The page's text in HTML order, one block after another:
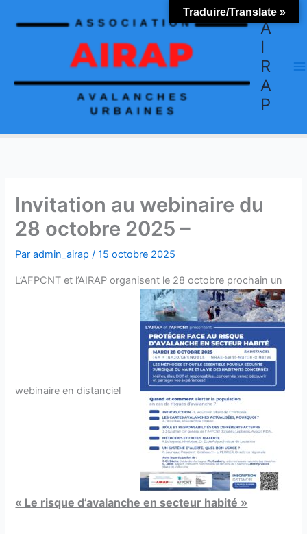
A
I
R
A
P
Invitation au webinaire du
28 octobre 2025 –
Paradmin_airap/15 octobre 2025
L’AFPCNT et l’AIRAP organisent le 28 octobre prochain un
webinaire en distanciel
« Le risque d’avalanche en secteur habité »
Traduire/Translate »